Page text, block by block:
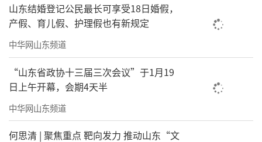
山东结婚登记公民最长可享受18日婚假，
产假、育儿假、护理假也有新规定
中华网山东频道
“山东省政协十三届三次会议”于1月19
日上午开幕，会期4天半
中华网山东频道
何思清 | 聚焦重点 靶向发力 推动山东“文